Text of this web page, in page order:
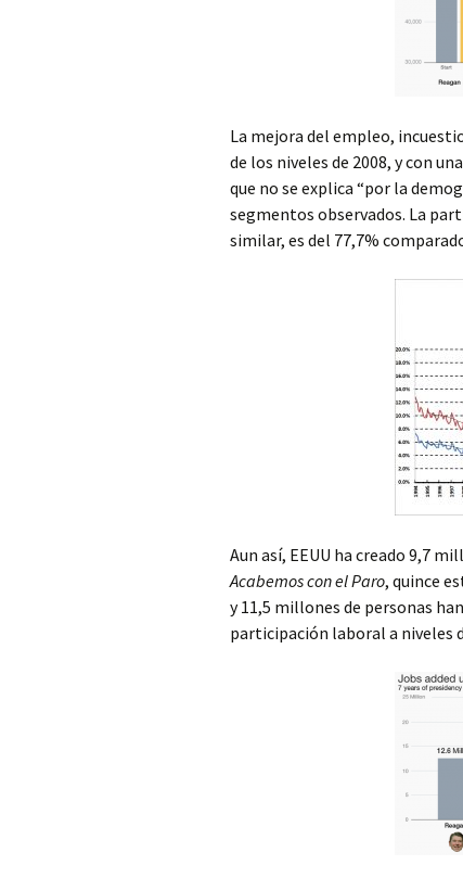
La mejora del empleo,
de los niveles de 2008, y con
que no se explica “por la
segmentos observados. La
similar, es del 77,7%
Aun así, EEUU ha creado 9,7
Acabemos con el Paro, quince
y 11,5 millones de personas
participación laboral a niveles